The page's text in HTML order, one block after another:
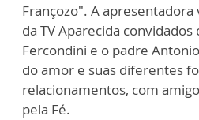
Françozo". A
da TV Aparecida
Fercondini e o padre
do amor e suas diferentes
relacionamentos, com
pela Fé.